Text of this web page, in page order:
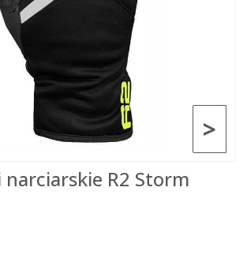
>
narciarskie R2 Storm